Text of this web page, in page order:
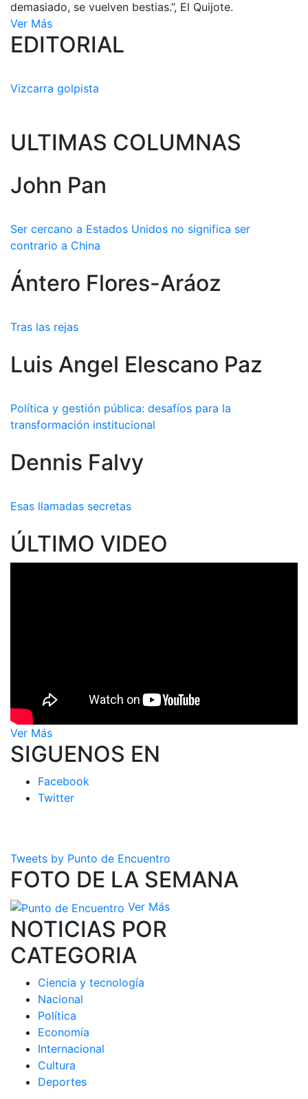
demasiado, se vuelven bestias.”, El Quijote.
Ver Más
EDITORIAL
Vizcarra golpista
ULTIMAS COLUMNAS
John Pan
Ser cercano a Estados Unidos no significa ser
contrario a China
Ántero Flores-Aráoz
Tras las rejas
Luis Angel Elescano Paz
Política y gestión pública: desafíos para la
transformación institucional
Dennis Falvy
Esas llamadas secretas
ÚLTIMO VIDEO
Ver Más
SIGUENOS EN
Facebook
Twitter
Tweets by Punto de Encuentro
FOTO DE LA SEMANA
Ver Más
NOTICIAS POR
CATEGORIA
Ciencia y tecnología
Nacional
Política
Economía
Internacional
Cultura
Deportes